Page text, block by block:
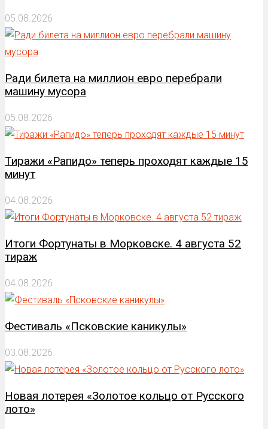
05.08.2026
Ради билета на миллион евро перебрали
машину мусора
05.08.2026
Тиражи «Рапидо» теперь проходят каждые 15
минут
04.08.2026
Итоги Фортунаты в Морковске. 4 августа 52
тираж
04.08.2026
Фестиваль «Псковские каникулы»
03.08.2026
Новая лотерея «Золотое кольцо от Русского
лото»